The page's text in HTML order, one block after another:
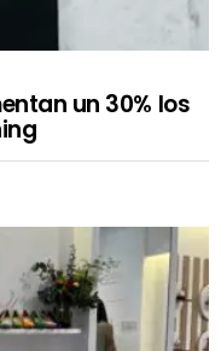
un 30% los